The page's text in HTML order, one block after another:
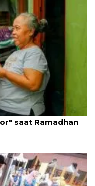
murah
saat Ramadhan